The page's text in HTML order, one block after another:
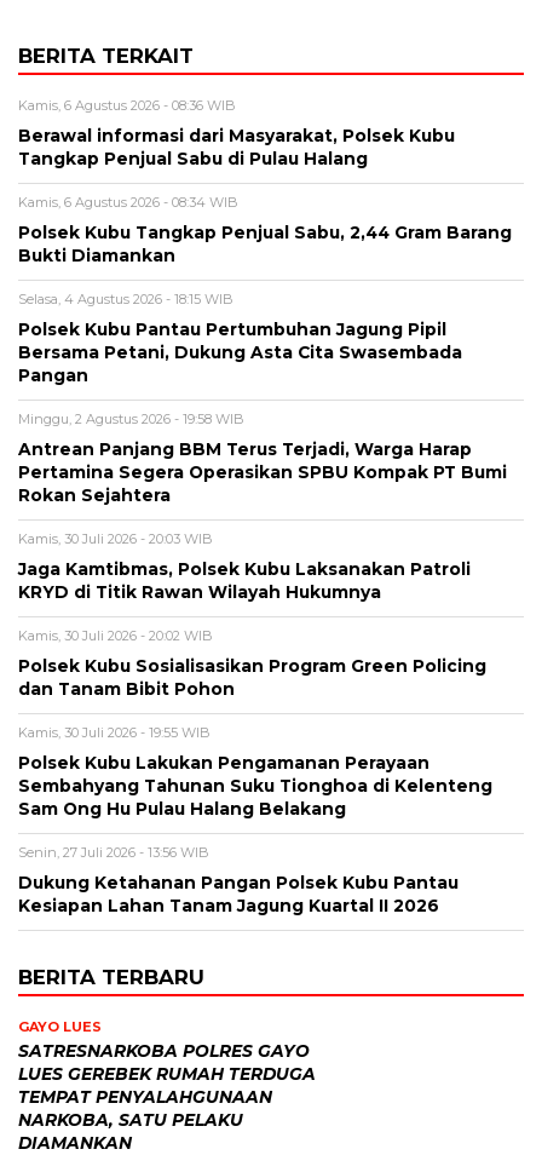
BERITA TERKAIT
Kamis, 6 Agustus 2026 - 08:36 WIB
Berawal informasi dari Masyarakat, Polsek Kubu
Tangkap Penjual Sabu di Pulau Halang
Kamis, 6 Agustus 2026 - 08:34 WIB
Polsek Kubu Tangkap Penjual Sabu, 2,44 Gram Barang
Bukti Diamankan
Selasa, 4 Agustus 2026 - 18:15 WIB
Polsek Kubu Pantau Pertumbuhan Jagung Pipil
Bersama Petani, Dukung Asta Cita Swasembada
Pangan
Minggu, 2 Agustus 2026 - 19:58 WIB
Antrean Panjang BBM Terus Terjadi, Warga Harap
Pertamina Segera Operasikan SPBU Kompak PT Bumi
Rokan Sejahtera
Kamis, 30 Juli 2026 - 20:03 WIB
Jaga Kamtibmas, Polsek Kubu Laksanakan Patroli
KRYD di Titik Rawan Wilayah Hukumnya
Kamis, 30 Juli 2026 - 20:02 WIB
Polsek Kubu Sosialisasikan Program Green Policing
dan Tanam Bibit Pohon
Kamis, 30 Juli 2026 - 19:55 WIB
Polsek Kubu Lakukan Pengamanan Perayaan
Sembahyang Tahunan Suku Tionghoa di Kelenteng
Sam Ong Hu Pulau Halang Belakang
Senin, 27 Juli 2026 - 13:56 WIB
Dukung Ketahanan Pangan Polsek Kubu Pantau
Kesiapan Lahan Tanam Jagung Kuartal II 2026
BERITA TERBARU
GAYO LUES
SATRESNARKOBA POLRES GAYO
LUES GEREBEK RUMAH TERDUGA
TEMPAT PENYALAHGUNAAN
NARKOBA, SATU PELAKU
DIAMANKAN